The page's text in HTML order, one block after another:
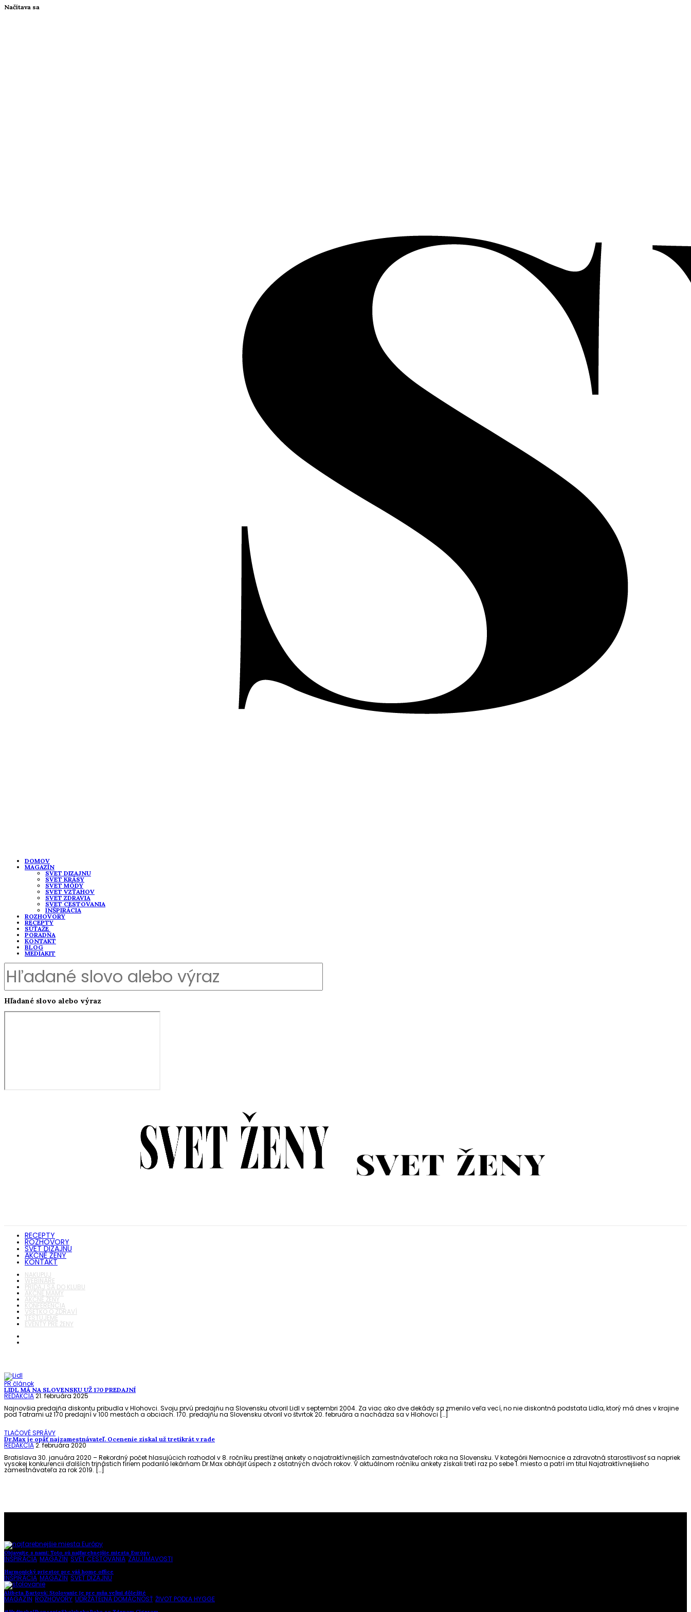
Načítava sa
DOMOV
MAGAZÍN
SVET DIZAJNU
SVET KRÁSY
SVET MÓDY
SVET VZŤAHOV
SVET ZDRAVIA
SVET CESTOVANIA
INŠPIRÁCIA
ROZHOVORY
RECEPTY
SÚŤAŽE
PORADŇA
KONTAKT
BLOG
MEDIAKIT
Hľadané slovo alebo výraz
RECEPTY
ROZHOVORY
SVET DIZAJNU
AKČNÉ ŽENY
KONTAKT
NAKUPUJ
WEBINÁRE
PRIDAJ SA DO KLUBU
AKČNÉ MAMY
AKČNÉ ŽENY
KONFERENCIA
VŠETKO O ZDRAVÍ
TESTUJEME
EVENTY PRE ŽENY
PR článok
LIDL MÁ NA SLOVENSKU UŽ 170 PREDAJNÍ
REDAKCIA21. februára 2025
Najnovšia predajňa diskontu pribudla v Hlohovci. Svoju prvú predajňu na Slovensku otvoril Lidl v septembri 2004. Za viac ako dve dekády sa zmenilo veľa vecí, no nie diskontná podstata Lidla, ktorý má dnes v krajine
pod Tatrami už 170 predajní v 100 mestách a obciach. 170. predajňu na Slovensku otvoril vo štvrtok 20. februára a nachádza sa v Hlohovci […]
TLAČOVÉ SPRÁVY
Dr.Max je opäť najzamestnávateľ. Ocenenie získal už tretíkrát v rade
REDAKCIA2. februára 2020
Bratislava 30. januára 2020 – Rekordný počet hlasujúcich rozhodol v 8. ročníku prestížnej ankety o najatraktívnejších zamestnávateľoch roka na Slovensku. V kategórii Nemocnice a zdravotná starostlivosť sa napriek
vysokej konkurencii ďalších trinástich firiem podarilo lekárňam Dr.Max obhájiť úspech z ostatných dvoch rokov. V aktuálnom ročníku ankety získali tretí raz po sebe 1. miesto a patrí im titul Najatraktívnejšieho
zamestnávateľa za rok 2019. […]
Objavujte s nami: Toto sú najfarebnejšie miesta Európy
INŠPIRÁCIA MAGAZÍN SVET CESTOVANIA ZAUJÍMAVOSTI
Harmonický priestor pre váš home office
INŠPIRÁCIA MAGAZÍN SVET DIZAJNU
Alžbeta Bartová: Stolovanie je pre mňa veľmi dôležité
MAGAZÍN ROZHOVORY UDRŽATEĽNÁ DOMÁCNOSŤ ŽIVOT PODĽA HYGGE